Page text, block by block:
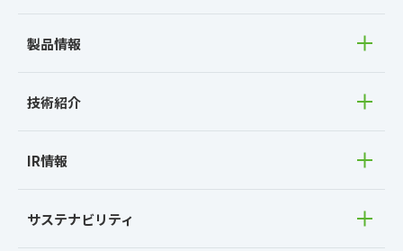
製品情報
技術紹介
IR情報
サステナビリティ